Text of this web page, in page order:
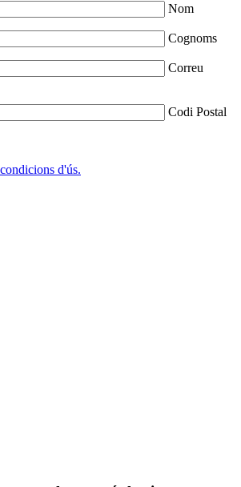
Nom
Cognoms
Correu
Codi Postal
condicions d'ús.